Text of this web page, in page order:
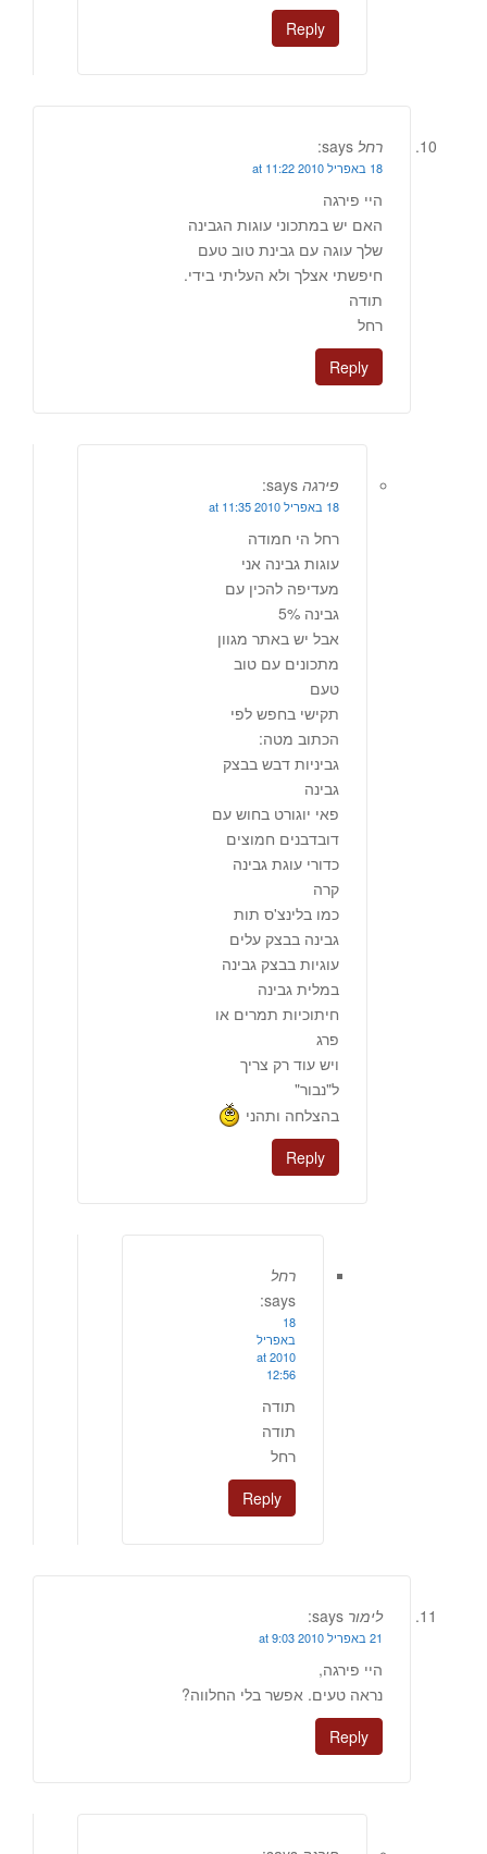
Reply
רחל says:
18 באפריל 2010 at 11:22
היי פירגה
האם יש במתכוני עוגות הגבינה
שלך עוגה עם גבינת טוב טעם
חיפשתי אצלך ולא העליתי בידי.
תודה
רחל
Reply
פירגה says:
18 באפריל 2010 at 11:35
רחל הי חמודה
עוגות גבינה אני
מעדיפה להכין עם
גבינה 5%
אבל יש באתר מגוון
מתכונים עם טוב
טעם
תקישי בחפש לפי
הכתוב מטה:
גביניות דבש בבצק
גבינה
פאי יוגורט בחוש עם
דובדבנים חמוצים
כדורי עוגת גבינה
קרה
כמו בלינצ'ס תות
גבינה בבצק עלים
עוגיות בבצק גבינה
במלית גבינה
חיתוכיות תמרים או
פרג
ויש עוד רק צריך
ל"נבור"
בהצלחה ותהני
Reply
רחל
says:
18
באפריל
2010 at
12:56
תודה
תודה
רחל
Reply
לימור says:
21 באפריל 2010 at 9:03
היי פירגה,
נראה טעים. אפשר בלי החלווה?
Reply